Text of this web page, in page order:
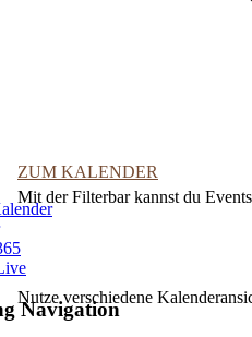
ZUM KALENDER
Mit der Filterbar kannst du
Nutze verschiedene
Navigation